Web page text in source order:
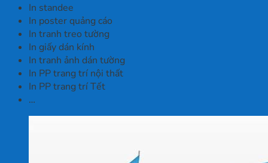
In standee
In poster quảng cáo
In tranh treo tường
In giấy dán kính
In tranh ảnh dán tường
In PP trang trí nội thất
In PP trang trí Tết
…